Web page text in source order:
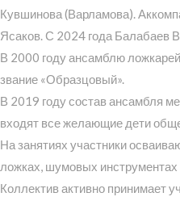
Кувшинова (Варламова).
Ясаков. С 2024 года Балабаев
В 2000 году ансамблю
звание «Образцовый».
В 2019 году состав ансамбля
входят все желающие дети
На занятиях участники
ложках, шумовых
Коллектив активно принимает